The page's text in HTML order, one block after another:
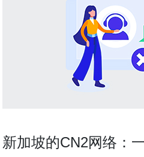
新加坡的CN2网络：